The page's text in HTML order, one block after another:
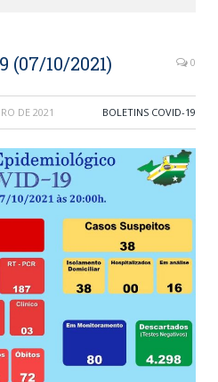
(07/10/2021) 0
DE 2021 BOLETINS COVID-19